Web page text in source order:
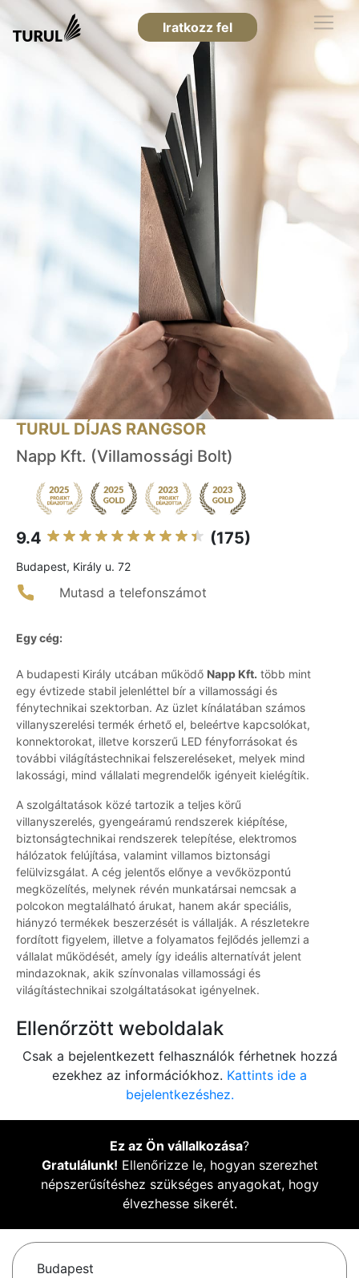
Iratkozz fel
TURUL DÍJAS RANGSOR
Napp Kft. (Villamossági Bolt)
9.4 (175)
Budapest, Király u. 72
Mutasd a telefonszámot
Egy cég:
A budapesti Király utcában működő Napp Kft. több mint
egy évtizede stabil jelenléttel bír a villamossági és
fénytechnikai szektorban. Az üzlet kínálatában számos
villanyszerelési termék érhető el, beleértve kapcsolókat,
konnektorokat, illetve korszerű LED fényforrásokat és
további világítástechnikai felszereléseket, melyek mind
lakossági, mind vállalati megrendelők igényeit kielégítik.
A szolgáltatások közé tartozik a teljes körű
villanyszerelés, gyengeáramú rendszerek kiépítése,
biztonságtechnikai rendszerek telepítése, elektromos
hálózatok felújítása, valamint villamos biztonsági
felülvizsgálat. A cég jelentős előnye a vevőközpontú
megközelítés, melynek révén munkatársai nemcsak a
polcokon megtalálható árukat, hanem akár speciális,
hiányzó termékek beszerzését is vállalják. A részletekre
fordított figyelem, illetve a folyamatos fejlődés jellemzi a
vállalat működését, amely így ideális alternatívát jelent
mindazoknak, akik színvonalas villamossági és
világítástechnikai szolgáltatásokat igényelnek.
Ellenőrzött weboldalak
Csak a bejelentkezett felhasználók férhetnek hozzá
ezekhez az információkhoz. Kattints ide a
bejelentkezéshez.
Ez az Ön vállalkozása?
Gratulálunk! Ellenőrizze le, hogyan szerezhet
népszerűsítéshez szükséges anyagokat, hogy
élvezhesse sikerét.
Budapest